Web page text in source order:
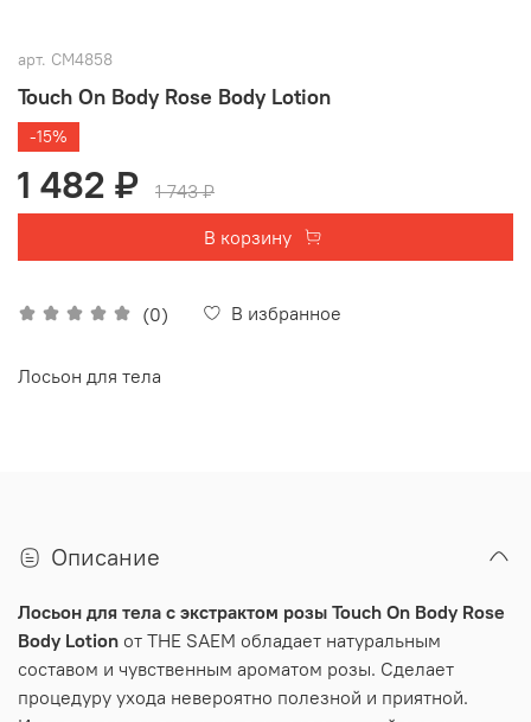
арт. СМ4858
Touch On Body Rose Body Lotion
(0) В избранное
-15%
1 482 ₽
1 743 ₽
В корзину
Лосьон для тела
Описание
Лосьон для тела с экстрактом розы Touch On Body Rose
Body Lotion от THE SAEM обладает натуральным
составом и чувственным ароматом розы. Сделает
процедуру ухода невероятно полезной и приятной.